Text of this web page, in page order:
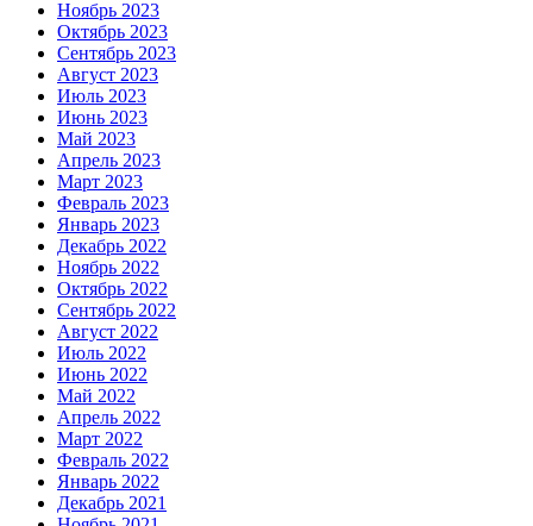
Ноябрь 2023
Октябрь 2023
Сентябрь 2023
Август 2023
Июль 2023
Июнь 2023
Май 2023
Апрель 2023
Март 2023
Февраль 2023
Январь 2023
Декабрь 2022
Ноябрь 2022
Октябрь 2022
Сентябрь 2022
Август 2022
Июль 2022
Июнь 2022
Май 2022
Апрель 2022
Март 2022
Февраль 2022
Январь 2022
Декабрь 2021